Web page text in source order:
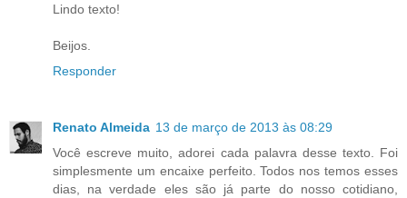
Lindo texto!
Beijos.
Responder
Renato Almeida 13 de março de 2013 às 08:29
Você escreve muito, adorei cada palavra desse texto. Foi
simplesmente um encaixe perfeito. Todos nos temos esses
dias, na verdade eles são já parte do nosso cotidiano,